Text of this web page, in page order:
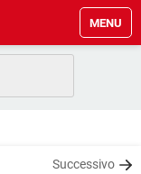
MENU
Successivo